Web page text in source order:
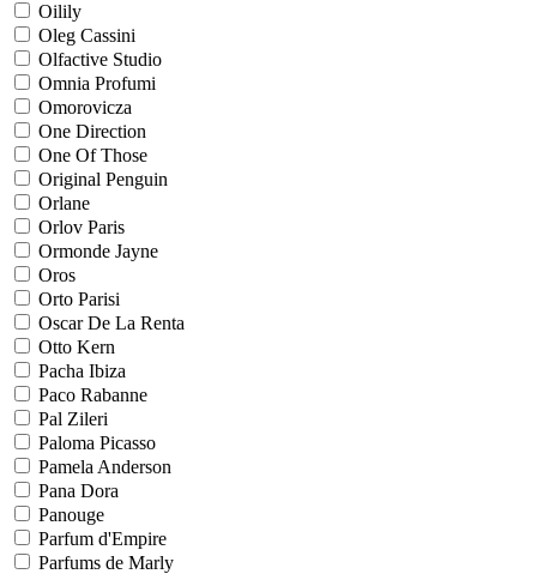
Oilily
Oleg Cassini
Olfactive Studio
Omnia Profumi
Omorovicza
One Direction
One Of Those
Original Penguin
Orlane
Orlov Paris
Ormonde Jayne
Oros
Orto Parisi
Oscar De La Renta
Otto Kern
Pacha Ibiza
Paco Rabanne
Pal Zileri
Paloma Picasso
Pamela Anderson
Pana Dora
Panouge
Parfum d'Empire
Parfums de Marly